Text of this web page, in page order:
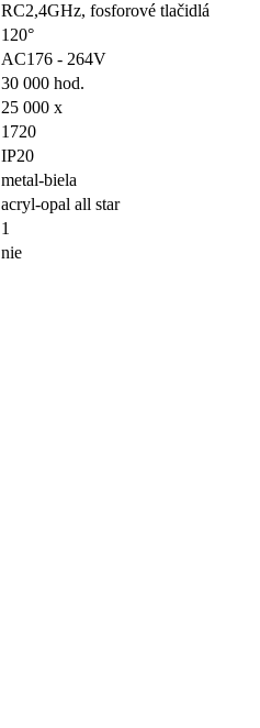
RC2,4GHz, fosforové tlačidlá
120°
AC176 - 264V
30 000 hod.
25 000 x
1720
IP20
metal-biela
acryl-opal all star
1
nie